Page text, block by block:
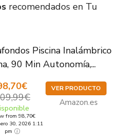
recomendados en Tu
Piscina Inalámbrico
90 Min Autonomía,...
from 98,70€
30, 2026 1:11
pm
VER PRODUCTO
Amazon.es